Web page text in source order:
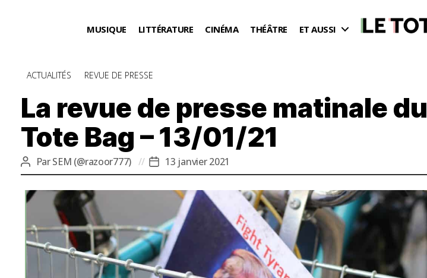
MUSIQUE LITTÉRATURE CINÉMA THÉÂTRE ET AUSSI
Catégories
ACTUALITÉS REVUE DE PRESSE
La revue de presse matinale du
Tote Bag – 13/01/21
Auteur
de
l’article
ParSEM (@razoor777)
Date
de
l’article
13 janvier 2021